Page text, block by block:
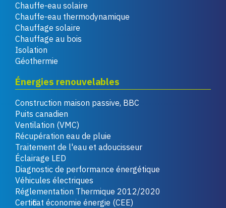
Chauffe-eau solaire
Chauffe-eau thermodynamique
Chauffage solaire
Chauffage au bois
Isolation
Géothermie
Énergies renouvelables
Construction maison passive, BBC
Puits canadien
Ventilation (VMC)
Récupération eau de pluie
Traitement de l'eau et adoucisseur
Éclairage LED
Diagnostic de performance énergétique
Véhicules électriques
Réglementation Thermique 2012/2020
Certificat économie énergie (CEE)